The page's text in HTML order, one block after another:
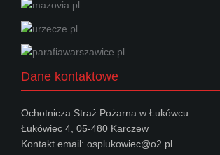
Dane kontaktowe
Ochotnicza Straż Pożarna w Łukówcu
Łukówiec 4, 05-480 Karczew
Kontakt email: osplukowiec@o2.pl